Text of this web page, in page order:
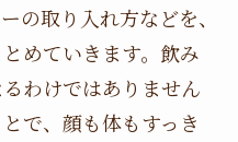
の取り入れ方などを、
めていきます。飲み
わけではありません
で、顔も体もすっき